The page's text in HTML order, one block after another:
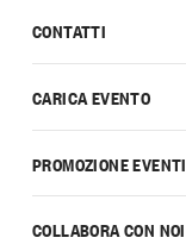
CONTATTI
CARICA EVENTO
PROMOZIONE EVENTI
COLLABORA CON NOI